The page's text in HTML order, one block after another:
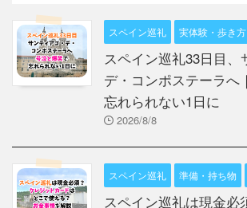
スペイン巡礼 実体験・歩き方
スペイン巡礼33日目、
デ・コンポステーラへ
忘れられない1日に
2026/8/8
スペイン巡礼 準備・持ち物
スペイン巡礼は現金必